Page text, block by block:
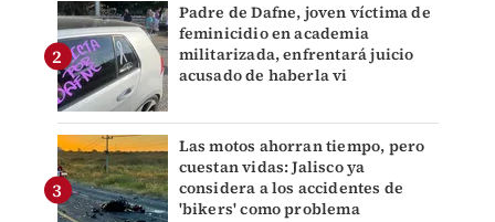
Padre de Dafne, joven víctima de
feminicidio en academia
militarizada, enfrentará juicio
acusado de haberla vi
Las motos ahorran tiempo, pero
cuestan vidas: Jalisco ya
considera a los accidentes de
'bikers' como problema